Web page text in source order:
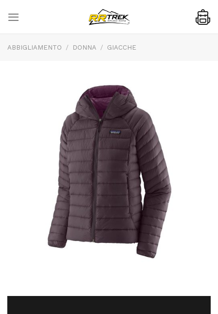
content
ABBIGLIAMENTO / DONNA / GIACCHE